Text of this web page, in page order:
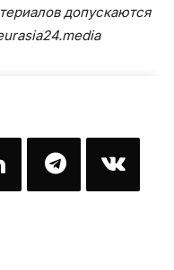
допускаются